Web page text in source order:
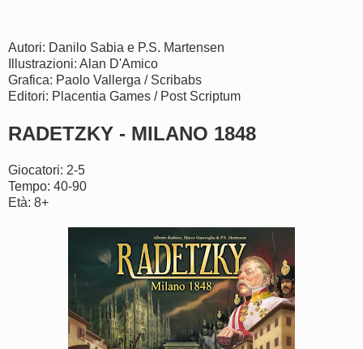
Autori: Danilo Sabia e P.S. Martensen
Illustrazioni: Alan D'Amico
Grafica: Paolo Vallerga / Scribabs
Editori: Placentia Games / Post Scriptum
RADETZKY - MILANO 1848
Giocatori: 2-5
Tempo: 40-90
Età: 8+